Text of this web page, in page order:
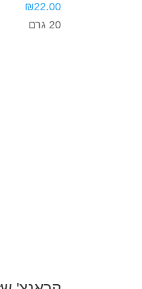
₪22.00
20 גרם